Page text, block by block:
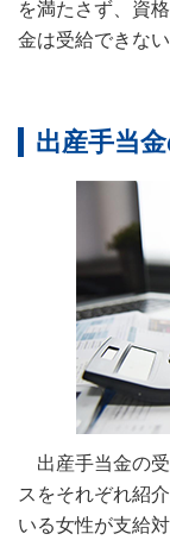
を満たさず、資
金は受給できな
出産手当
出産手当金の受
スをそれぞれ紹
いる女性が支給